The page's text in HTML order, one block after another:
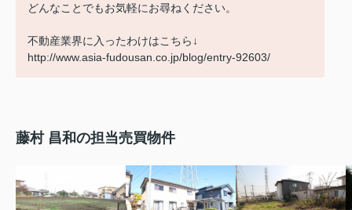
どんなことでもお気軽にお尋ねください。
不動産業界に入ったわけはこちら↓
http://www.asia-fudousan.co.jp/blog/entry-92603/
藤村 昌和の担当売買物件